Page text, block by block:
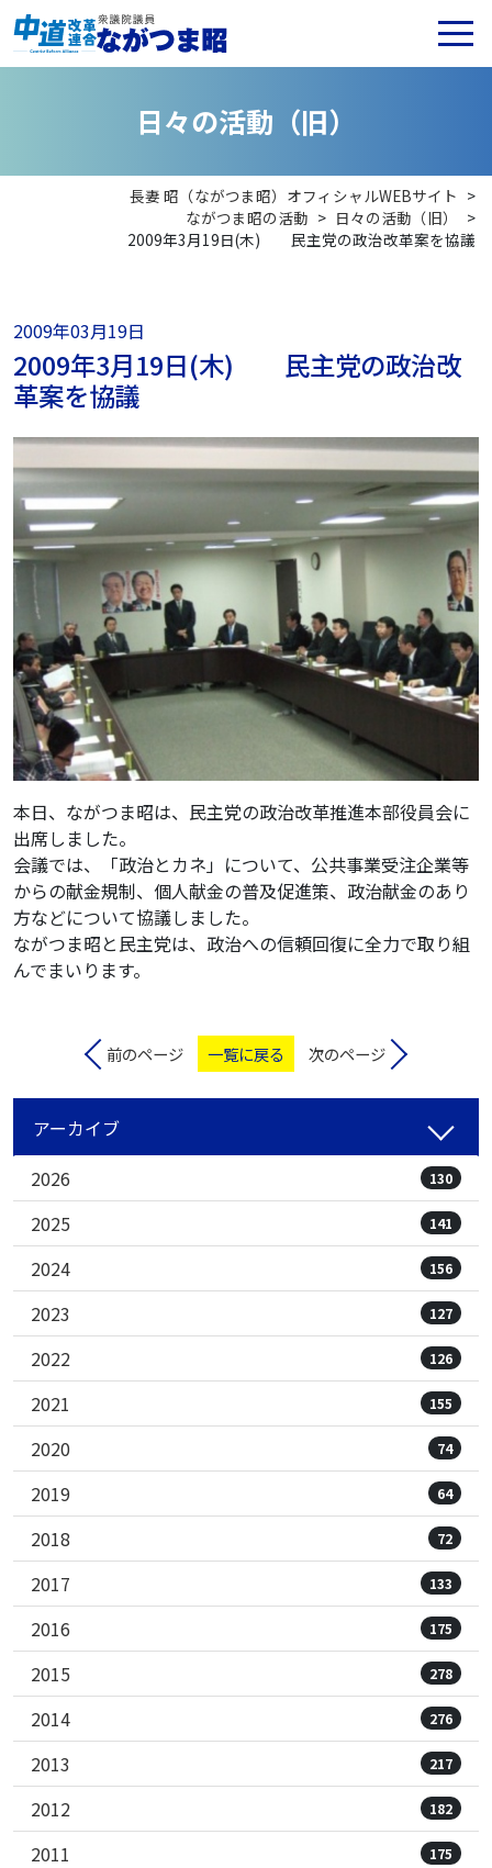
日々の活動 （旧）
長妻 昭（ながつま昭）オフィシャルWEBサイト >
ながつま昭の活動 > 日々の活動（旧）
>
2009年3月19日(木) 民主党の政治改革案を協議
2009年03月19日
2009年3月19日(木) 民主党の政治改
革案を協議
本日、ながつま昭は、民主党の政治改革推進本部役員会に
出席しました。
会議では、「政治とカネ」について、公共事業受注企業等
からの献金規制、個人献金の普及促進策、政治献金のあり
方などについて協議しました。
ながつま昭と民主党は、政治への信頼回復に全力で取り組
んでまいります。
前のページ 一覧に戻る 次のページ
アーカイブ
2026
130
2025 141
2024 156
2023 127
2022 126
2021 155
2020 74
2019 64
2018 72
2017 133
2016 175
2015 278
2014 276
2013 217
2012 182
2011 175